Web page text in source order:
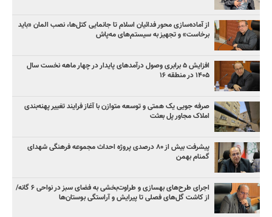
از آماده‌سازی محور فدائیان اسلام تا جانمایی کتل‌ها، نصب المان «باید
برخاست» و تجهیز به سیستم‌های مه‌پاش
افزایش ۵ برابری وصول درآمدهای پایدار در چهار ماهه نخست سال
۱۴۰۵ در منطقه ۱۶
صرفه جویی یک همتی و توسعه متوازن با آغاز فرایند تغییر پهنه‌بندی
املاک مجاور پل بعثت
پیشرفت بیش از ۸۰ درصدی پروژه احداث مجموعه فرهنگی شهدای
گمنام بهمن
اجرای طرح‌های بهسازی و طراوت‌بخشی به فضای سبز در نواحی ۶ گانه/
از کاشت گل‌های فصلی تا پیرایش و آراستگی بوستان‌ها